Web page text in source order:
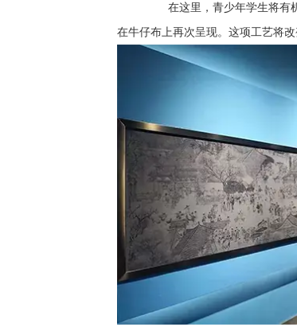
在这里，青少年学生将有
在牛仔布上再次呈现。这项工艺将